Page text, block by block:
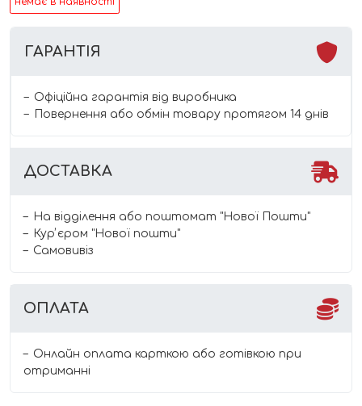
ГАРАНТІЯ
Офіційна гарантія від виробника
Повернення або обмін товару протягом 14 днів
ДОСТАВКА
На відділення або поштомат "Нової Пошти"
Курʼєром "Нової пошти"
Самовивіз
ОПЛАТА
Онлайн оплата карткою або готівкою при
отриманні